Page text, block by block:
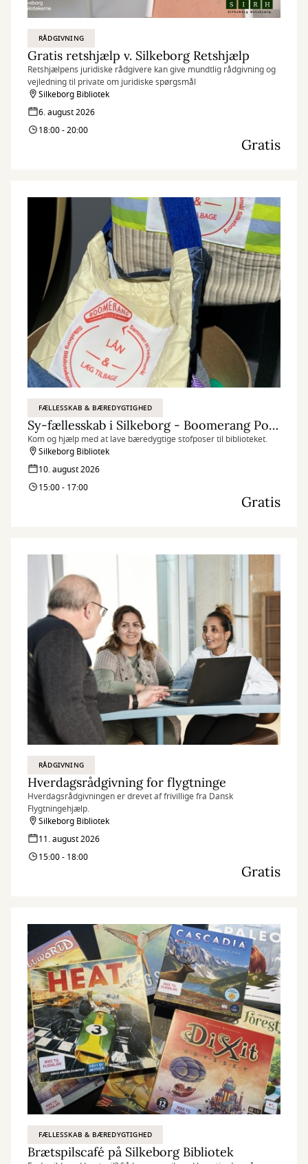
RÅDGIVNING
Gratis retshjælp v. Silkeborg Retshjælp
Retshjælpens juridiske rådgivere kan give mundtlig rådgivning og
vejledning til private om juridiske spørgsmål
Silkeborg Bibliotek
6. august 2026
18:00 - 20:00
Gratis
FÆLLESSKAB & BÆREDYGTIGHED
Sy-fællesskab i Silkeborg - Boomerang Poser
Kom og hjælp med at lave bæredygtige stofposer til biblioteket.
Silkeborg Bibliotek
10. august 2026
15:00 - 17:00
Gratis
RÅDGIVNING
Hverdagsrådgivning for flygtninge
Hverdagsrådgivningen er drevet af frivillige fra Dansk
Flygtningehjælp.
Silkeborg Bibliotek
11. august 2026
15:00 - 18:00
Gratis
FÆLLESSKAB & BÆREDYGTIGHED
Brætspilscafé på Silkeborg Bibliotek